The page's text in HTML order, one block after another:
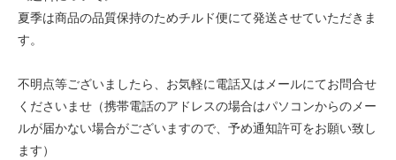
夏季は商品の品質保持のためチルド便にて発送させていただきま
す。
不明点等ございましたら、お気軽に電話又はメールにてお問合せ
くださいませ（携帯電話のアドレスの場合はパソコンからのメー
ルが届かない場合がございますので、予め通知許可をお願い致し
ます）